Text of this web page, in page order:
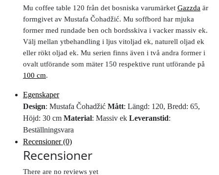
Mu coffee table 120 från det bosniska varumärket Gazzda är
formgivet av Mustafa Čohadžić. Mu soffbord har mjuka
former med rundade ben och bordsskiva i vacker massiv ek.
Välj mellan ytbehandling i ljus vitoljad ek, naturell oljad ek
eller rökt oljad ek. Mu serien finns även i två andra former i
ovalt utförande som mäter 150 respektive runt utförande på
100 cm.
Egenskaper
Design: Mustafa Čohadžić Mått: Längd: 120, Bredd: 65,
Höjd: 30 cm Material: Massiv ek Leveranstid:
Beställningsvara
Recensioner (0)
Recensioner
There are no reviews yet